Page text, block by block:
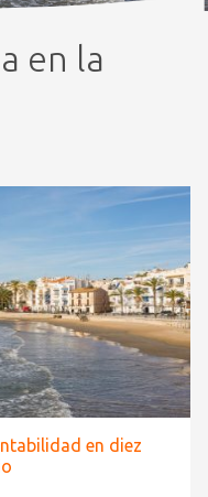
en la
en diez